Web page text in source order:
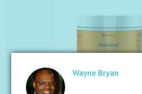
Wayne Bryan